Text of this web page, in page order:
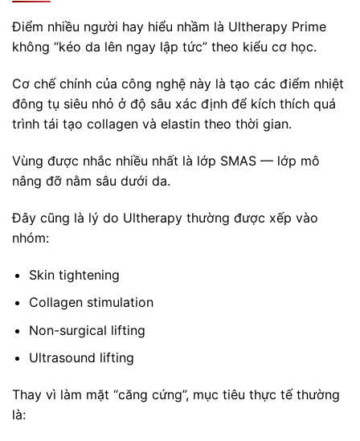
Điểm nhiều người hay hiểu nhầm là Ultherapy Prime
không “kéo da lên ngay lập tức” theo kiểu cơ học.
Cơ chế chính của công nghệ này là tạo các điểm nhiệt
đông tụ siêu nhỏ ở độ sâu xác định để kích thích quá
trình tái tạo collagen và elastin theo thời gian.
Vùng được nhắc nhiều nhất là lớp SMAS — lớp mô
nâng đỡ nằm sâu dưới da.
Đây cũng là lý do Ultherapy thường được xếp vào
nhóm:
Skin tightening
Collagen stimulation
Non-surgical lifting
Ultrasound lifting
Thay vì làm mặt “căng cứng”, mục tiêu thực tế thường
là: